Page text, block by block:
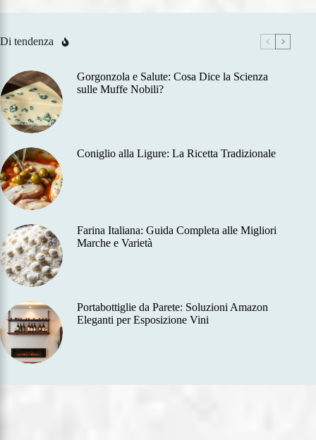
Di tendenza
Gorgonzola e Salute: Cosa Dice la Scienza
sulle Muffe Nobili?
Coniglio alla Ligure: La Ricetta Tradizionale
Farina Italiana: Guida Completa alle Migliori
Marche e Varietà
Portabottiglie da Parete: Soluzioni Amazon
Eleganti per Esposizione Vini